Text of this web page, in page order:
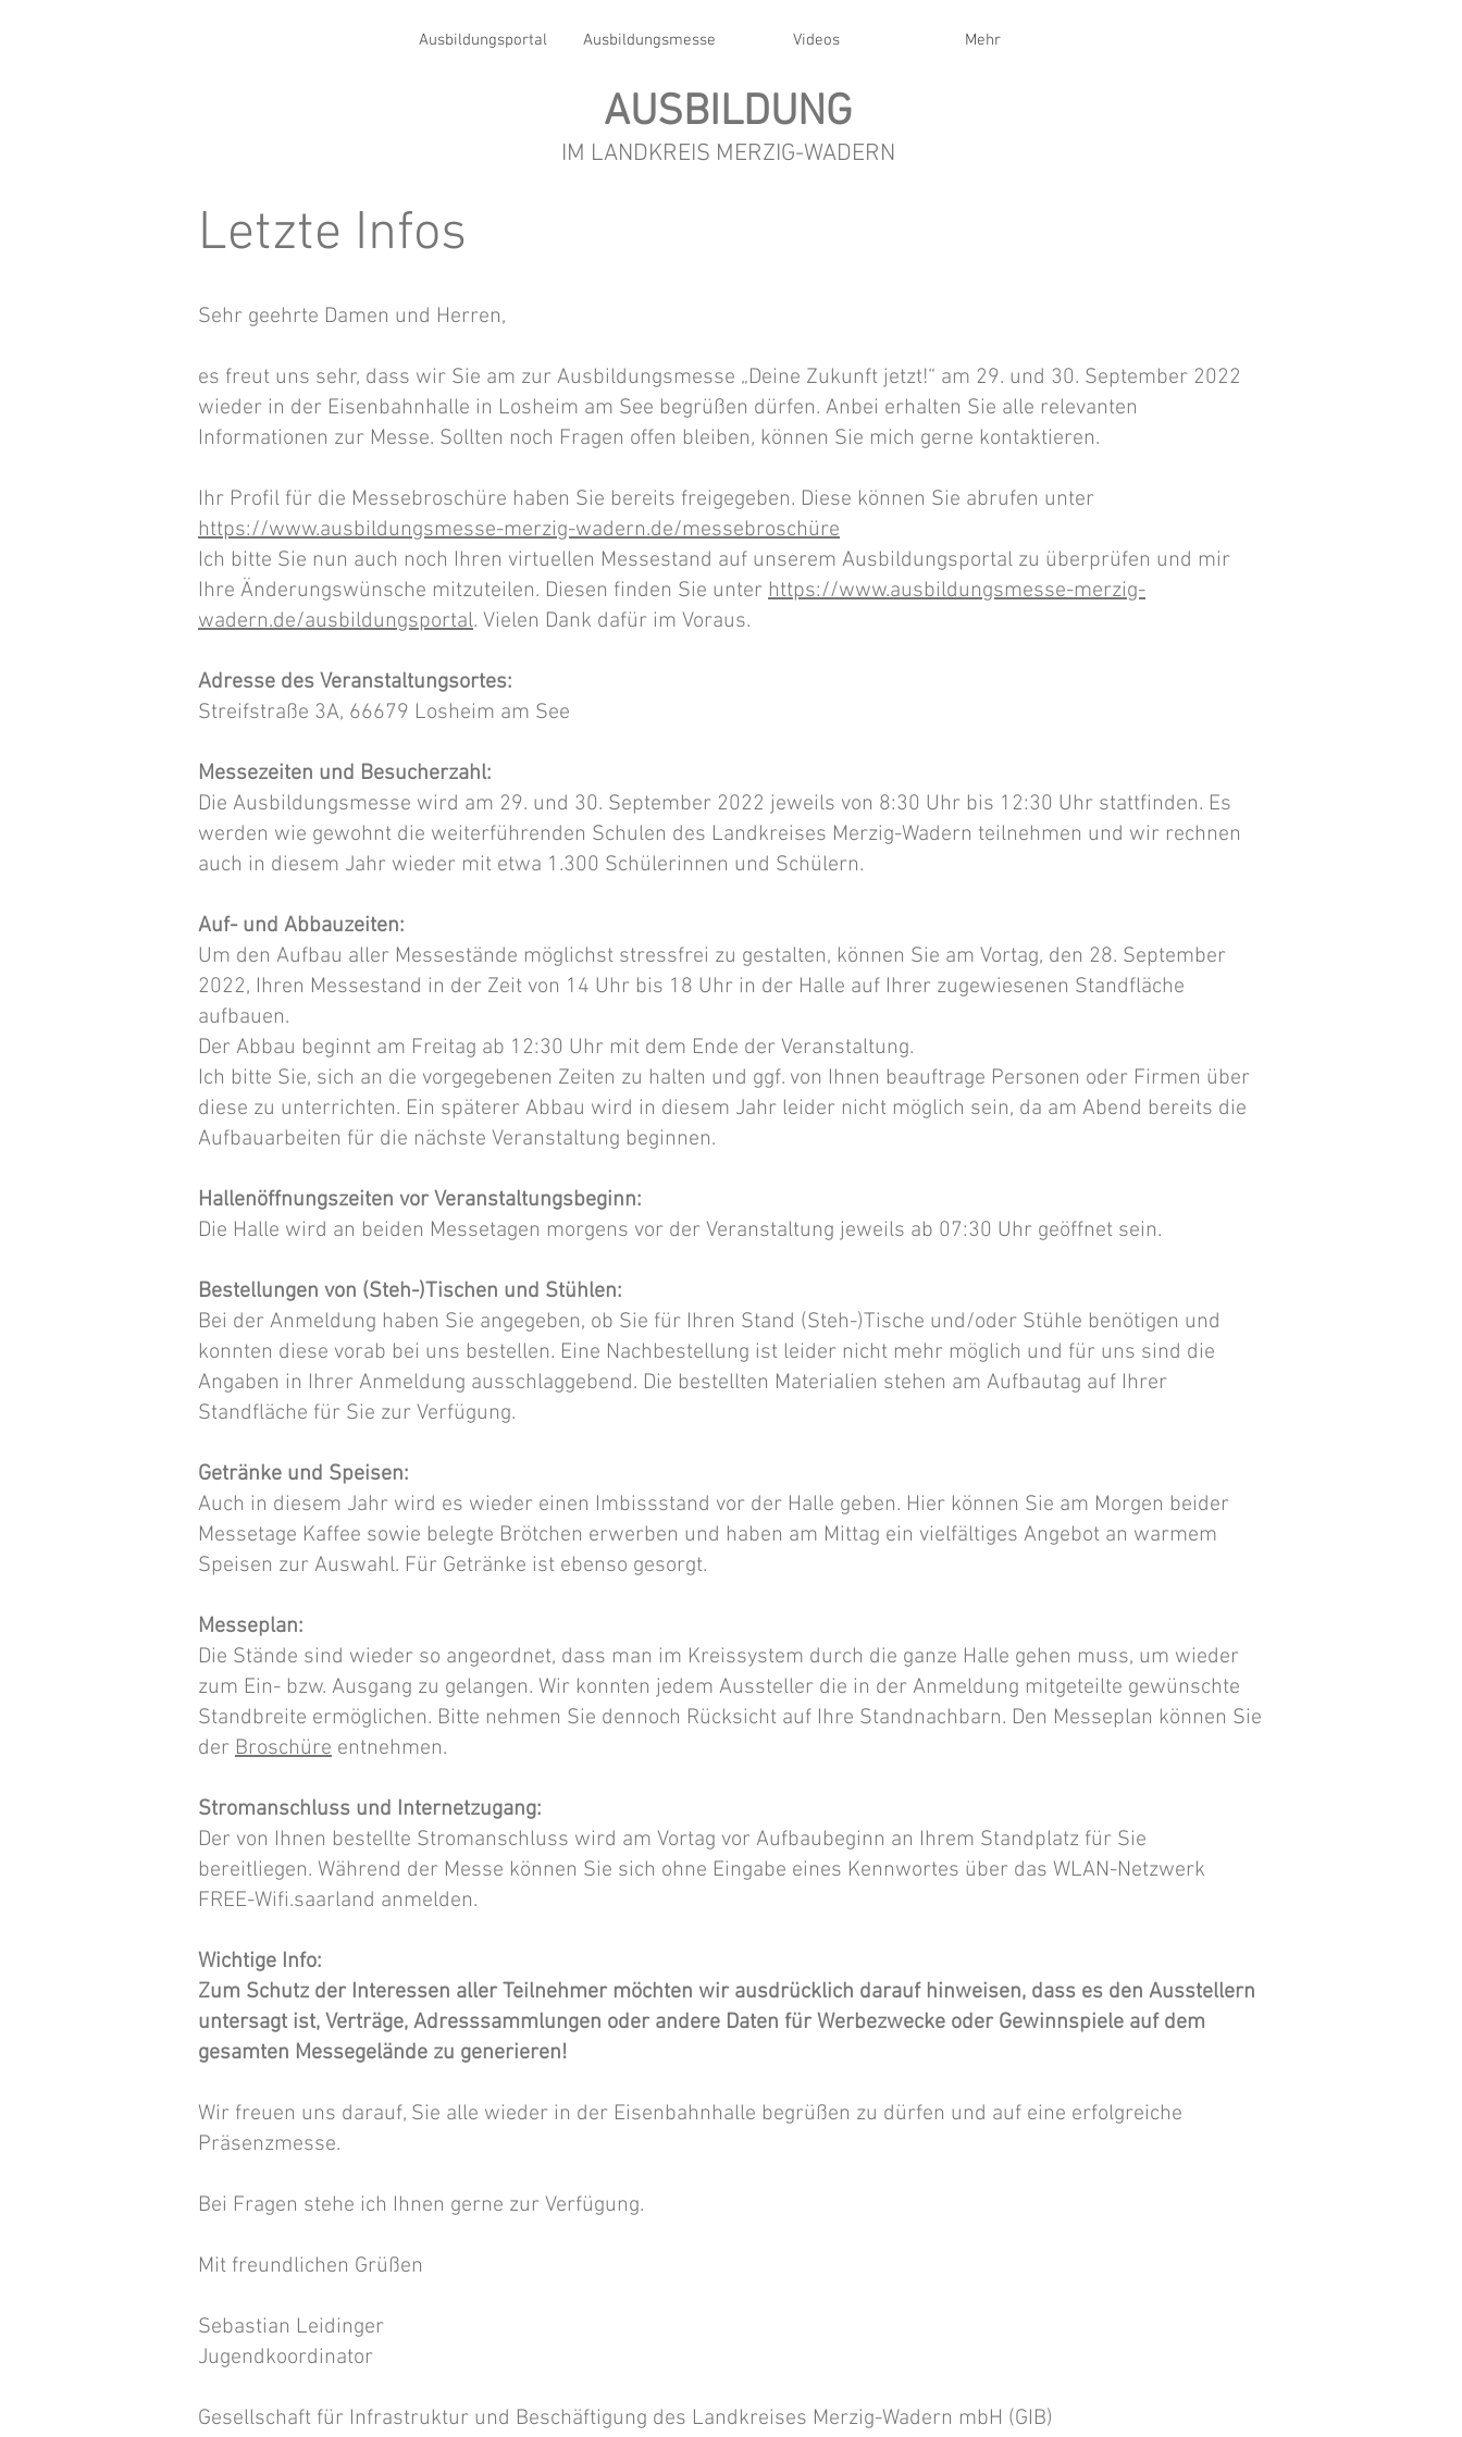
Ausbildungsportal Ausbildungsmesse Videos Mehr
AUSBILDUNG
IM LANDKREIS MERZIG-WADERN
Letzte Infos
Sehr geehrte Damen und Herren,
es freut uns sehr, dass wir Sie am zur Ausbildungsmesse „Deine Zukunft jetzt!“ am 29. und 30. September 2022
wieder in der Eisenbahnhalle in Losheim am See begrüßen dürfen. Anbei erhalten Sie alle relevanten
Informationen zur Messe. Sollten noch Fragen offen bleiben, können Sie mich gerne kontaktieren.
Ihr Profil für die Messebroschüre haben Sie bereits freigegeben. Diese können Sie abrufen unter
https://www.ausbildungsmesse-merzig-wadern.de/messebroschüre
Ich bitte Sie nun auch noch Ihren virtuellen Messestand auf unserem Ausbildungsportal zu überprüfen und mir
Ihre Änderungswünsche mitzuteilen. Diesen finden Sie unter https://www.ausbildungsmesse-merzig-
wadern.de/ausbildungsportal. Vielen Dank dafür im Voraus.
Adresse des Veranstaltungsortes:
Streifstraße 3A, 66679 Losheim am See
Messezeiten und Besucherzahl:
Die Ausbildungsmesse wird am 29. und 30. September 2022 jeweils von 8:30 Uhr bis 12:30 Uhr stattfinden. Es
werden wie gewohnt die weiterführenden Schulen des Landkreises Merzig-Wadern teilnehmen und wir rechnen
auch in diesem Jahr wieder mit etwa 1.300 Schülerinnen und Schülern.
Auf- und Abbauzeiten:
Um den Aufbau aller Messestände möglichst stressfrei zu gestalten, können Sie am Vortag, den 28. September
2022, Ihren Messestand in der Zeit von 14 Uhr bis 18 Uhr in der Halle auf Ihrer zugewiesenen Standfläche
aufbauen.
Der Abbau beginnt am Freitag ab 12:30 Uhr mit dem Ende der Veranstaltung.
Ich bitte Sie, sich an die vorgegebenen Zeiten zu halten und ggf. von Ihnen beauftrage Personen oder Firmen über
diese zu unterrichten. Ein späterer Abbau wird in diesem Jahr leider nicht möglich sein, da am Abend bereits die
Aufbauarbeiten für die nächste Veranstaltung beginnen.
Hallenöffnungszeiten vor Veranstaltungsbeginn:
Die Halle wird an beiden Messetagen morgens vor der Veranstaltung jeweils ab 07:30 Uhr geöffnet sein.
Bestellungen von (Steh-)Tischen und Stühlen:
Bei der Anmeldung haben Sie angegeben, ob Sie für Ihren Stand (Steh-)Tische und/oder Stühle benötigen und
konnten diese vorab bei uns bestellen. Eine Nachbestellung ist leider nicht mehr möglich und für uns sind die
Angaben in Ihrer Anmeldung ausschlaggebend. Die bestellten Materialien stehen am Aufbautag auf Ihrer
Standfläche für Sie zur Verfügung.
Getränke und Speisen:
Auch in diesem Jahr wird es wieder einen Imbissstand vor der Halle geben. Hier können Sie am Morgen beider
Messetage Kaffee sowie belegte Brötchen erwerben und haben am Mittag ein vielfältiges Angebot an warmem
Speisen zur Auswahl. Für Getränke ist ebenso gesorgt.
Messeplan:
Die Stände sind wieder so angeordnet, dass man im Kreissystem durch die ganze Halle gehen muss, um wieder
zum Ein- bzw. Ausgang zu gelangen. Wir konnten jedem Aussteller die in der Anmeldung mitgeteilte gewünschte
Standbreite ermöglichen. Bitte nehmen Sie dennoch Rücksicht auf Ihre Standnachbarn. Den Messeplan können Sie
der Broschüre entnehmen.
Stromanschluss und Internetzugang:
Der von Ihnen bestellte Stromanschluss wird am Vortag vor Aufbaubeginn an Ihrem Standplatz für Sie
bereitliegen. Während der Messe können Sie sich ohne Eingabe eines Kennwortes über das WLAN-Netzwerk
FREE-Wifi.saarland anmelden.
Wichtige Info:
Zum Schutz der Interessen aller Teilnehmer möchten wir ausdrücklich darauf hinweisen, dass es den Ausstellern
untersagt ist, Verträge, Adresssammlungen oder andere Daten für Werbezwecke oder Gewinnspiele auf dem
gesamten Messegelände zu generieren!
Wir freuen uns darauf, Sie alle wieder in der Eisenbahnhalle begrüßen zu dürfen und auf eine erfolgreiche
Präsenzmesse.
Bei Fragen stehe ich Ihnen gerne zur Verfügung.
Mit freundlichen Grüßen
Sebastian Leidinger
Jugendkoordinator
Gesellschaft für Infrastruktur und Beschäftigung des Landkreises Merzig-Wadern mbH (GIB)